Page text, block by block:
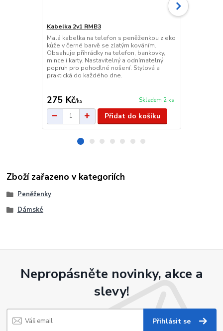
Kabelka 2v1 RMB3
Malá kabelka na telefon s peněženkou z eko
kůže v černé barvě se zlatým kováním.
Obsahuje přihrádky na telefon, bankovky,
mince i karty. Nastavitelný a odnímatelný
popruh pro pohodlné nošení. Stylová a
praktická do každého dne.
275 Kč/ks Skladem 2 ks
Přidat do košíku
Zboží zařazeno v kategoriích
Peněženky
Dámské
Nepropásněte novinky, akce a
slevy!
Přihlásit se